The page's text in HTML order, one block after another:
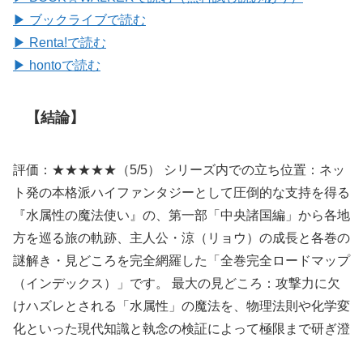
▶ ブックライブで読む
▶ Renta!で読む
▶ hontoで読む
【結論】
評価：★★★★★（5/5） シリーズ内での立ち位置：ネッ
ト発の本格派ハイファンタジーとして圧倒的な支持を得る
『水属性の魔法使い』の、第一部「中央諸国編」から各地
方を巡る旅の軌跡、主人公・涼（リョウ）の成長と各巻の
謎解き・見どころを完全網羅した「全巻完全ロードマップ
（インデックス）」です。 最大の見どころ：攻撃力に欠
けハズレとされる「水属性」の魔法を、物理法則や化学変
化といった現代知識と執念の検証によって極限まで研ぎ澄